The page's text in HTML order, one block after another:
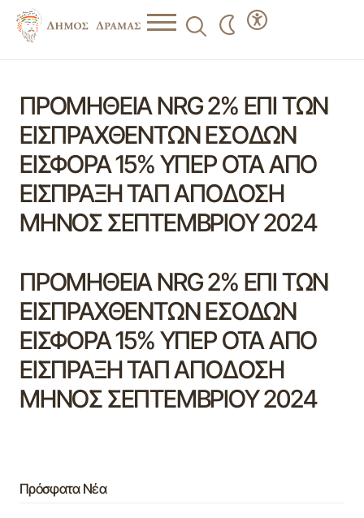
ΠΡΟΜΗΘΕΙΑ NRG 2% ΕΠΙ ΤΩΝ
ΕΙΣΠΡΑΧΘΕΝΤΩΝ ΕΣΟΔΩΝ
ΕΙΣΦΟΡΑ 15% ΥΠΕΡ ΟΤΑ ΑΠΟ
ΕΙΣΠΡΑΞΗ ΤΑΠ ΑΠΟΔΟΣΗ
ΜΗΝΟΣ ΣΕΠΤΕΜΒΡΙΟΥ 2024
ΠΡΟΜΗΘΕΙΑ NRG 2% ΕΠΙ ΤΩΝ
ΕΙΣΠΡΑΧΘΕΝΤΩΝ ΕΣΟΔΩΝ
ΕΙΣΦΟΡΑ 15% ΥΠΕΡ ΟΤΑ ΑΠΟ
ΕΙΣΠΡΑΞΗ ΤΑΠ ΑΠΟΔΟΣΗ
ΜΗΝΟΣ ΣΕΠΤΕΜΒΡΙΟΥ 2024
Πρόσφατα Νέα